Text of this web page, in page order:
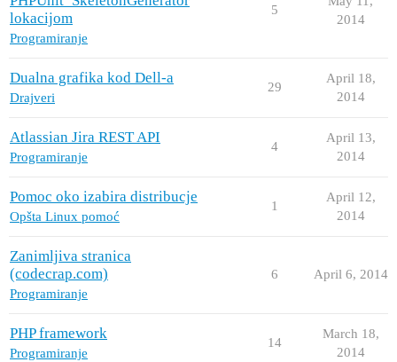
lokacijom
Programiranje
5
2014
Dualna grafika kod Dell-a
Drajveri
29
April 18,
2014
Atlassian Jira REST API
Programiranje
4
April 13,
2014
Pomoc oko izabira distribucje
Opšta Linux pomoć
1
April 12,
2014
Zanimljiva stranica
(codecrap.com)
Programiranje
6 April 6, 2014
PHP framework
Programiranje
14
March 18,
2014